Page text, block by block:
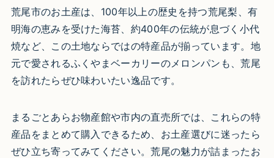
荒尾市のお土産は、100年以上の歴史を持つ荒尾梨、有
明海の恵みを受けた海苔、約400年の伝統が息づく小代
焼など、この土地ならではの特産品が揃っています。地
元で愛されるふくやまベーカリーのメロンパンも、荒尾
を訪れたらぜひ味わいたい逸品です。
まるごとあらお物産館や市内の直売所では、これらの特
産品をまとめて購入できるため、お土産選びに迷ったら
ぜひ立ち寄ってみてください。荒尾の魅力が詰まったお